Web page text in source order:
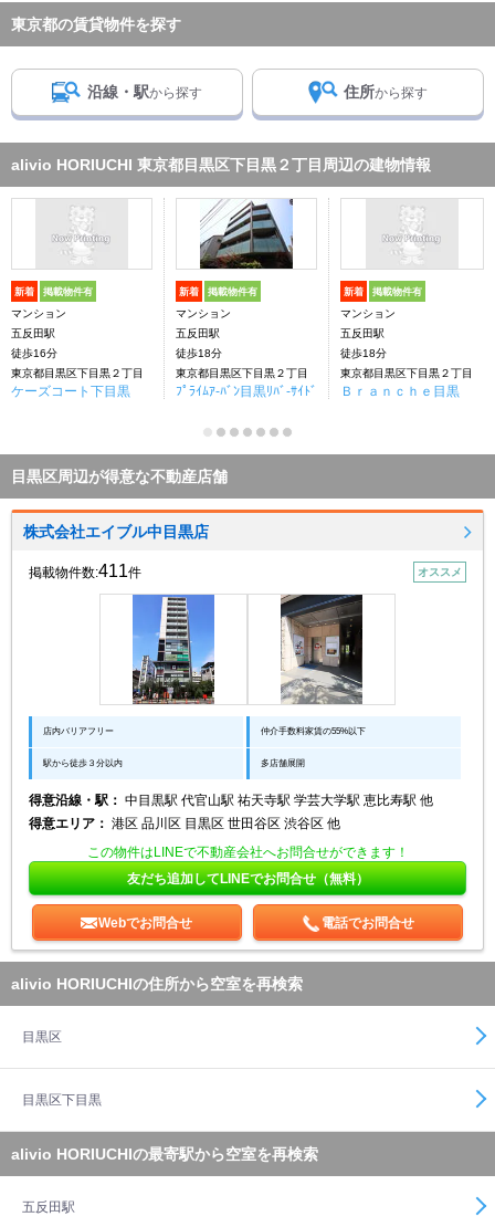
東京都の賃貸物件を探す
沿線・駅から探す 住所から探す
alivio HORIUCHI 東京都目黒区下目黒２丁目周辺の建物情報
新着 掲載物件有
マンション
五反田駅
徒歩16分
東京都目黒区下目黒２丁目
ケーズコート下目黒
新着 掲載物件有
マンション
五反田駅
徒歩18分
東京都目黒区下目黒２丁目
ﾌﾟﾗｲﾑｱ-ﾊﾞﾝ目黒ﾘﾊﾞ-ｻｲﾄﾞ
新着 掲載物件有
マンション
五反田駅
徒歩18分
東京都目黒区下目黒２丁目
Ｂｒａｎｃｈｅ目黒
目黒区周辺が得意な不動産店舗
株式会社エイブル中目黒店
掲載物件数:411件 オススメ
店内バリアフリー 仲介手数料家賃の55%以下
駅から徒歩３分以内 多店舗展開
得意沿線・駅： 中目黒駅 代官山駅 祐天寺駅 学芸大学駅 恵比寿駅 他
得意エリア： 港区 品川区 目黒区 世田谷区 渋谷区 他
この物件はLINEで不動産会社へお問合せができます！
友だち追加してLINEでお問合せ（無料）
Webでお問合せ 電話でお問合せ
alivio HORIUCHIの住所から空室を再検索
目黒区
目黒区下目黒
alivio HORIUCHIの最寄駅から空室を再検索
五反田駅